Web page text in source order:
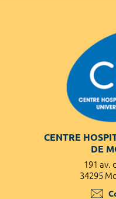
CENTRE
DE
191 av.
34295